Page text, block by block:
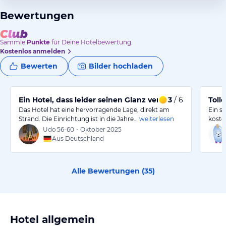
Bewertungen
Sammle Punkte für Deine Hotelbewertung.
Kostenlos anmelden
Bewerten Bilder hochladen
Ein Hotel, dass leider seinen Glanz verloren hat
3 / 6
Das Hotel hat eine hervorragende Lage, direkt am
Strand. Die Einrichtung ist in die Jahre…
weiterlesen
Udo 56-60 • Oktober 2025
Aus Deutschland
Ein
Alle Bewertungen (35)
Hotel allgemein